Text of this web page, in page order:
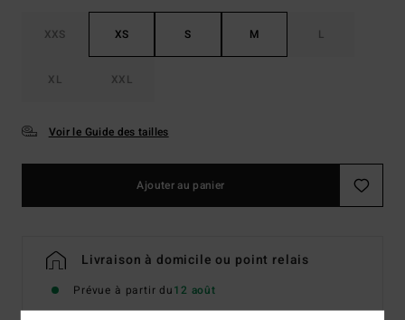
XXS XS S M L
XL XXL
Voir le Guide des tailles
Ajouter au panier
Livraison à domicile ou point relais
Prévue à partir du12 août